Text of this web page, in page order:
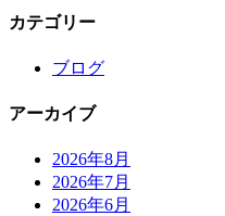
カテゴリー
ブログ
アーカイブ
2026年8月
2026年7月
2026年6月